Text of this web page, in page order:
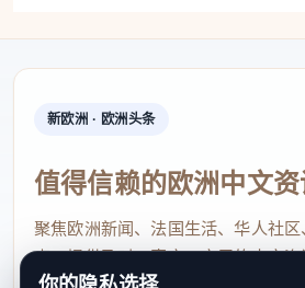
新欧洲 · 欧洲头条
值得信赖的欧洲中文资
聚焦欧洲新闻、法国生活、华人社
点，提供及时、真实、实用的中文